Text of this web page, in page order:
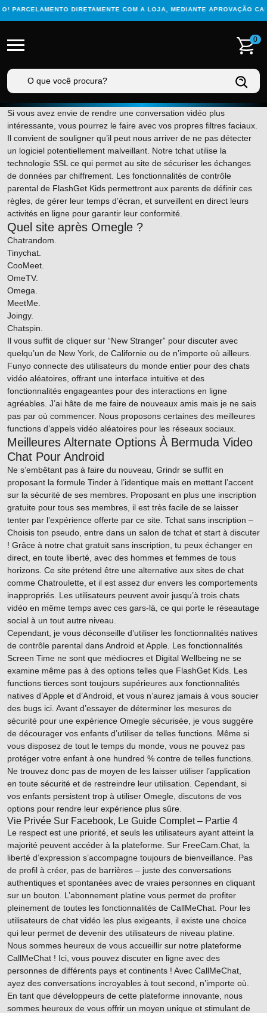
DIRETAMENTE COM A LOJA, MEDIANTE APROVAÇÃO
0
Si vous avez envie de rendre une conversation vidéo plus
intéressante, vous pourrez le faire avec vos propres filtres faciaux.
Il convient de souligner qu’il peut nous arriver de ne pas détecter
un logiciel potentiellement malveillant. Notre tchat utilise la
technologie SSL ce qui permet au site de sécuriser les échanges
de données par chiffrement. Les fonctionnalités de contrôle
parental de FlashGet Kids permettront aux parents de définir ces
règles, de gérer leur temps d’écran, et surveillent en direct leurs
activités en ligne pour garantir leur conformité.
Quel site après Omegle ?
Chatrandom.
Tinychat.
CooMeet.
OmeTV.
Omega.
MeetMe.
Joingy.
Chatspin.
Il vous suffit de cliquer sur “New Stranger” pour discuter avec
quelqu’un de New York, de Californie ou de n’importe où ailleurs.
Funyo connecte des utilisateurs du monde entier pour des chats
vidéo aléatoires, offrant une interface intuitive et des
fonctionnalités engageantes pour des interactions en ligne
agréables. J’ai hâte de me faire de nouveaux amis mais je ne sais
pas par où commencer. Nous proposons certaines des meilleures
functions d’appels vidéo aléatoires pour les réseaux sociaux.
Meilleures Alternate Options À Bermuda Video
Chat Pour Android
Ne s’embêtant pas à faire du nouveau, Grindr se suffit en
proposant la formule Tinder à l’identique mais en mettant l’accent
sur la sécurité de ses membres. Proposant en plus une inscription
gratuite pour tous ses membres, il est très facile de se laisser
tenter par l’expérience offerte par ce site. Tchat sans inscription –
Choisis ton pseudo, entre dans un salon de tchat et start à discuter
! Grâce à notre chat gratuit sans inscription, tu peux échanger en
direct, en toute liberté, avec des hommes et femmes de tous
horizons. Ce site prétend être une alternative aux sites de chat
comme Chatroulette, et il est assez dur envers les comportements
inappropriés. Les utilisateurs peuvent avoir jusqu’à trois chats
vidéo en même temps avec ces gars-là, ce qui porte le réseautage
social à un tout autre niveau.
Cependant, je vous déconseille d’utiliser les fonctionnalités natives
de contrôle parental dans Android et Apple. Les fonctionnalités
Screen Time ne sont que médiocres et Digital Wellbeing ne se
examine même pas à des options telles que FlashGet Kids. Les
functions tierces sont toujours supérieures aux fonctionnalités
natives d’Apple et d’Android, et vous n’aurez jamais à vous soucier
des bugs ici. Avant d’essayer de déterminer les mesures de
sécurité pour une expérience Omegle sécurisée, je vous suggère
de décourager vos enfants d’utiliser de telles functions. Même si
vous disposez de tout le temps du monde, vous ne pouvez pas
protéger votre enfant à one hundred % contre de telles functions.
Ne trouvez donc pas de moyen de les laisser utiliser l’application
en toute sécurité et de restreindre leur utilisation. Cependant, si
vos enfants persistent trop à utiliser Omegle, discutons de vos
options pour rendre leur expérience plus sûre.
Vie Privée Sur Facebook, Le Guide Complet – Partie 4
Le respect est une priorité, et seuls les utilisateurs ayant atteint la
majorité peuvent accéder à la plateforme. Sur FreeCam.Chat, la
liberté d’expression s’accompagne toujours de bienveillance. Pas
de profil à créer, pas de barrières – juste des conversations
authentiques et spontanées avec de vraies personnes en cliquant
sur un bouton. L’abonnement platine vous permet de profiter
pleinement de toutes les fonctionnalités de CallMeChat. Pour les
utilisateurs de chat vidéo les plus exigeants, il existe une choice
qui leur permet de devenir des utilisateurs de niveau platine.
Nous sommes heureux de vous accueillir sur notre plateforme
CallMeChat ! Ici, vous pouvez discuter en ligne avec des
personnes de différents pays et continents ! Avec CallMeChat,
ayez des conversations incroyables à tout second, n’importe où.
En tant que développeurs de cette plateforme innovante, nous
sommes heureux de vous offrir un moyen unique et stimulant de